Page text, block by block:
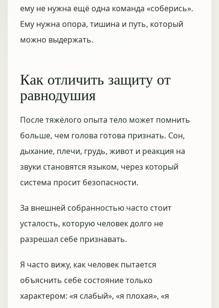
ему не нужна ещё одна команда «соберись».
Ему нужна опора, тишина и путь, который
можно выдержать.
Как отличить защиту от
равнодушия
После тяжёлого опыта тело может помнить
больше, чем голова готова признать. Сон,
дыхание, плечи, грудь, живот и реакция на
звуки становятся языком, через который
система просит безопасности.
За внешней собранностью часто стоит
усталость, которую человек долго не
разрешал себе признавать.
Я часто вижу, как человек пытается
объяснить себе состояние только
характером: «я слабый», «я плохая», «я